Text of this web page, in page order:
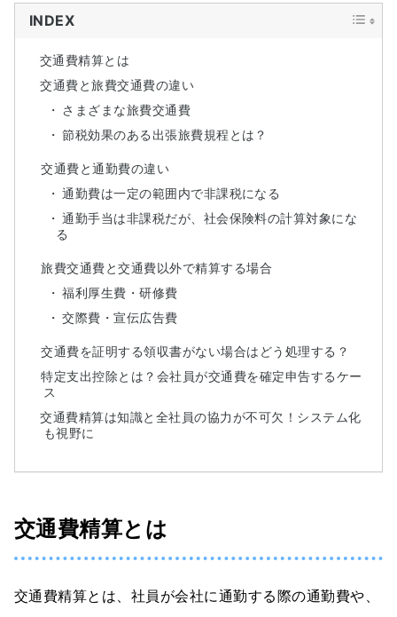
INDEX
交通費精算とは
交通費と旅費交通費の違い
さまざまな旅費交通費
節税効果のある出張旅費規程とは？
交通費と通勤費の違い
通勤費は一定の範囲内で非課税になる
通勤手当は非課税だが、社会保険料の計算対象にな
る
旅費交通費と交通費以外で精算する場合
福利厚生費・研修費
交際費・宣伝広告費
交通費を証明する領収書がない場合はどう処理する？
特定支出控除とは？会社員が交通費を確定申告するケー
ス
交通費精算は知識と全社員の協力が不可欠！システム化
も視野に
交通費精算とは
交通費精算とは、社員が会社に通勤する際の通勤費や、